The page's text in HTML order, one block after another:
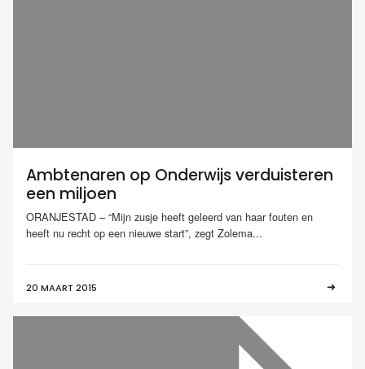
Ambtenaren op Onderwijs verduisteren
een miljoen
ORANJESTAD – “Mijn zusje heeft geleerd van haar fouten en
heeft nu recht op een nieuwe start”, zegt Zolema...
20 MAART 2015